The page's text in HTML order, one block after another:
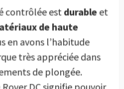
contrôlée est durable et
de haute
en avons l’habitude
très appréciée dans
de plongée.